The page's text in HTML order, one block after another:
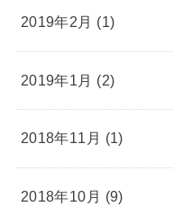
2019年2月 (1)
2019年1月 (2)
2018年11月 (1)
2018年10月 (9)